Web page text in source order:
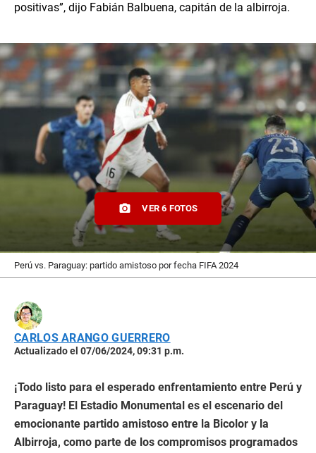
positivas”, dijo Fabián Balbuena, capitán de la albirroja.
VER 6 FOTOS
Perú vs. Paraguay: partido amistoso por fecha FIFA 2024
CARLOS ARANGO GUERRERO
Actualizado el 07/06/2024, 09:31 p.m.
¡Todo listo para el esperado enfrentamiento entre Perú y
Paraguay! El Estadio Monumental es el escenario del
emocionante partido amistoso entre la Bicolor y la
Albirroja, como parte de los compromisos programados